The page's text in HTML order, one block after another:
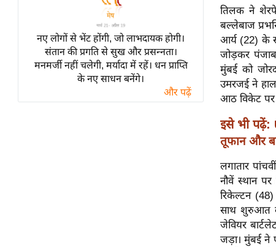
व्रत
त्योहार
राशिफल
विशेष
नए लोगों से भेंट होंगी, जो लाभदायक होगी।
संतान की प्रगति से सुख और प्रसन्नता।
मनमर्जी नहीं चलेगी, मर्यादा में रहें। धन प्राप्ति
के नए साधन बनेंगे।
और पढ़ें
तिलक ने
बल्लेबाज
आर्य (22) के
जोड़कर
मुंबई को
उमरजई ने
आठ विकेट पर
इसे भी पढ़ें:
तूफान और
लगातार
नौवें स्थान
रिकेल्टन
साथ शुरुआत
जेवियर
जड़ा। मुंबई ने